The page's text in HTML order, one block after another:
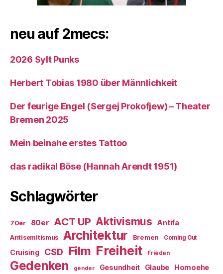
neu auf 2mecs:
2026 Sylt Punks
Herbert Tobias 1980 über Männlichkeit
Der feurige Engel (Sergej Prokofjew) – Theater
Bremen 2025
Mein beinahe erstes Tattoo
das radikal Böse (Hannah Arendt 1951)
Schlagwörter
70er 80er ACT UP Aktivismus Antifa
Antisemitismus Architektur Bremen Coming Out
Cruising CSD Film Freiheit Frieden
Gedenken gender Gesundheit Glaube Homoehe